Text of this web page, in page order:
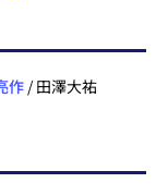
作 / 田澤大祐